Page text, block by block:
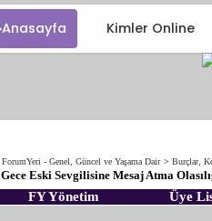
Anasayfa Kimler Online
ForumYeri - Genel, Güncel ve Yaşama Dair > Burçlar,
Gece Eski Sevgilisine Mesaj Atma
FY Yönetim Üye